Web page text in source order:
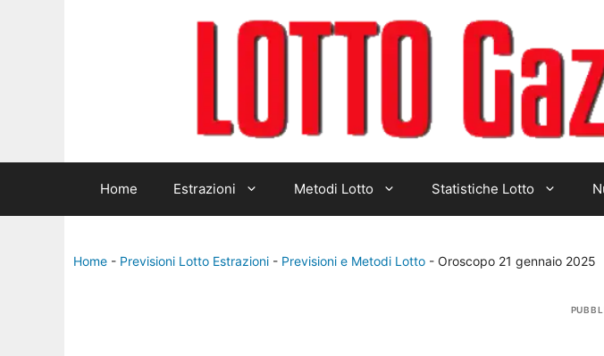
Home Estrazioni Metodi Lotto Statistiche Lotto
Home - Previsioni Lotto Estrazioni - Previsioni e Metodi Lotto - Oroscopo 21 gennaio 2025